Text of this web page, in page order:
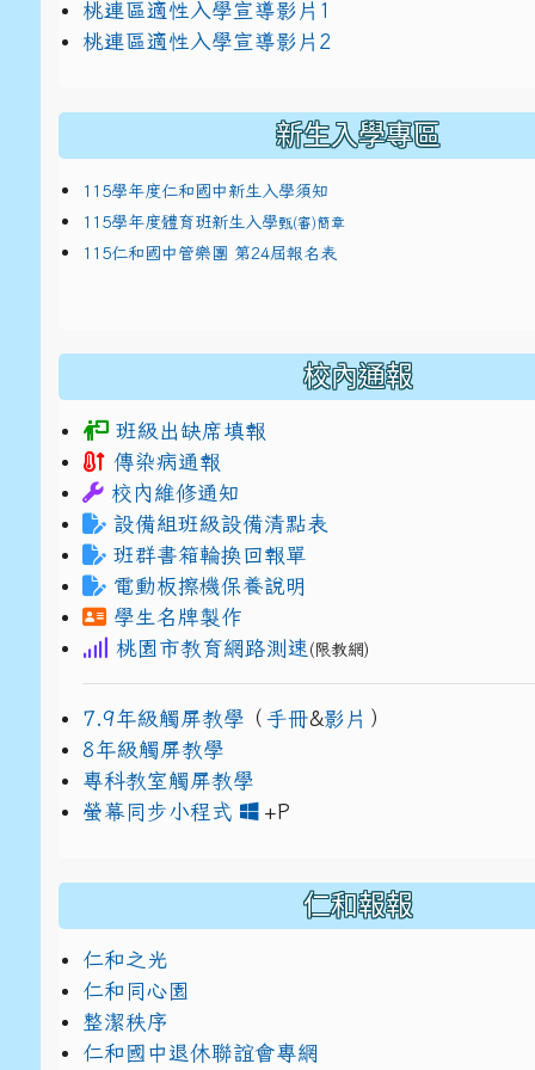
link to https://docs.google.com/
桃連區適性入學宣導影片1
link to https://docs.google.com/
桃連區適性入學宣導影片2
新生入學專區
115學年度仁和國中新生入學須知
115學年度體育班新生入學甄(審)簡章
115仁和國中管樂團 第24屆報名表
校內通報
班級出缺席填報
傳染病通報
校內維修通知
設備組班級設備清點表
班群書箱輪換回報單
電動板擦機保養說明
學生名牌製作
桃園市教育網路測速 (限教網)
7.9年級觸屏教學 （ 手冊&影片 ）
8年級觸屏教學
專科教室觸屏教學
螢幕同步小程式
+Plink to https://
link to https://
仁和報報
仁和之光
仁和同心園
整潔秩序
仁和國中退休聯誼會專網